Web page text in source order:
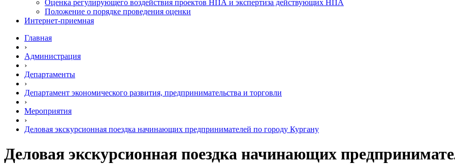
Оценка регулирующего воздействия проектов НПА и экспертиза действующих НПА
Положение о порядке проведения оценки
Интернет-приемная
Главная
›
Администрация
›
Департаменты
›
Департамент экономического развития, предпринимательства и торговли
›
Мероприятия
›
Деловая экскурсионная поездка начинающих предпринимателей по городу Кургану
Деловая экскурсионная поездка начинающих